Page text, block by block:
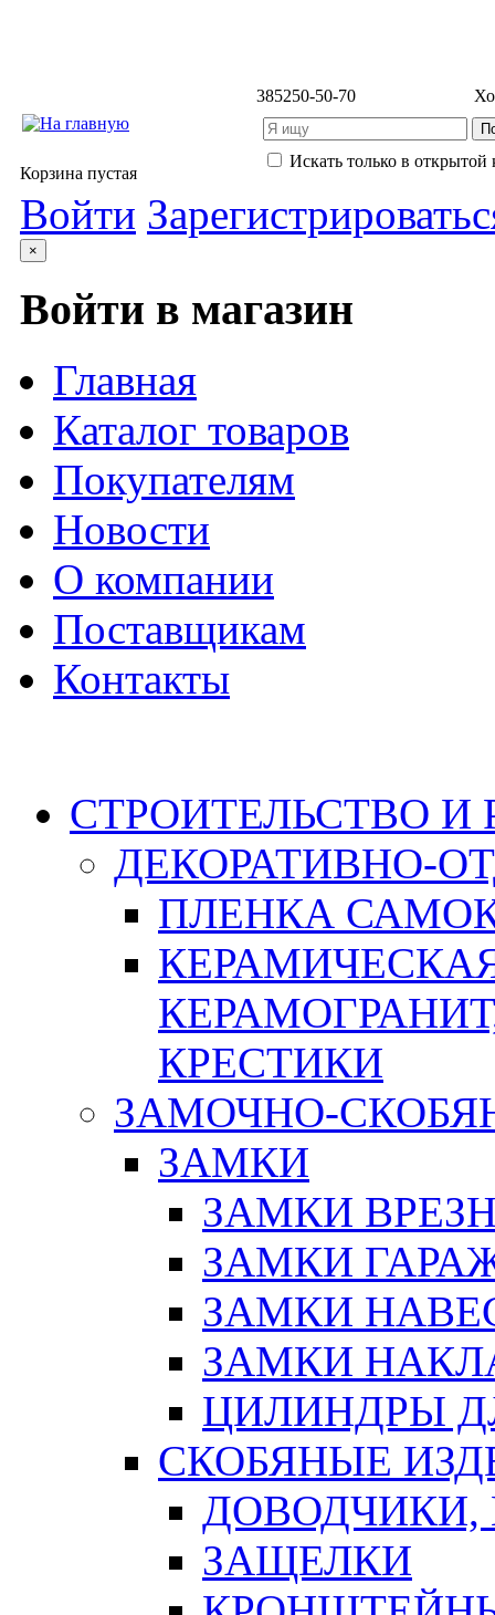
385250-50-70
Искать только в открытой
Корзина пустая
Войти
×
Войти в магазин
Главная
Каталог товаров
Покупателям
Новости
О компании
Поставщикам
Контакты
СТРОИТЕЛЬСТВО И
ДЕКОРАТИВНО-
ПЛЕНКА
КРЕСТИКИ
ЗАМОЧНО-
ЗАМКИ
ЗАМКИ
ЗАМКИ
ЗАМКИ
ЗАМКИ
ЦИЛИНДРЫ
СКОБЯНЫЕ
ЗАЩЕЛКИ